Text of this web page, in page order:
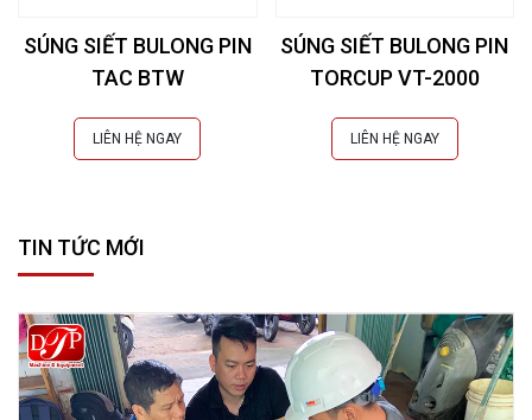
SÚNG SIẾT BULONG PIN
TAC BTW
LIÊN HỆ NGAY
SÚNG SIẾT BULONG PIN
TORCUP VT-2000
LIÊN HỆ NGAY
TIN TỨC MỚI